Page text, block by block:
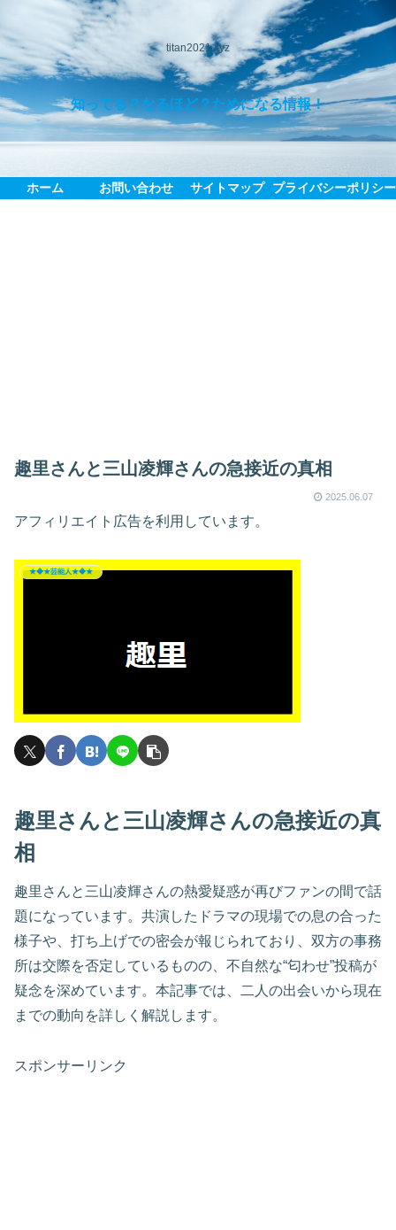
titan2021.xyz
知ってる？なるほど？ためになる情報！
ホーム お問い合わせ サイトマップ プライバシーポリシー
趣里さんと三山凌輝さんの急接近の真相
2025.06.07
アフィリエイト広告を利用しています。
★◆★芸能人★◆★
趣里さんと三山凌輝さんの急接近の真
相
趣里さんと三山凌輝さんの熱愛疑惑が再びファンの間で話
題になっています。共演したドラマの現場での息の合った
様子や、打ち上げでの密会が報じられており、双方の事務
所は交際を否定しているものの、不自然な“匂わせ”投稿が
疑念を深めています。本記事では、二人の出会いから現在
までの動向を詳しく解説します。
スポンサーリンク